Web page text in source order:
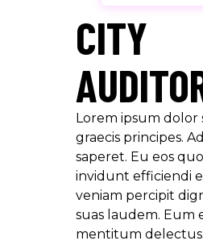
CITY
Lorem ipsum dolor
graecis principes.
saperet. Eu eos
invidunt efficiendi
veniam percipit
suas laudem. Eum
mentitum